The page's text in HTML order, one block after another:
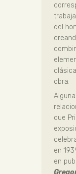
del
obra.
que
en
en